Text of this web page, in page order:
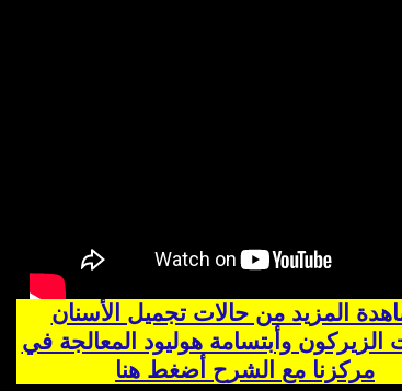
المزيد من حالات تجميل الأسنان
الزيركون وأبتسامة هوليود المعالجة في
مركزنا مع الشرح أضغط هنا